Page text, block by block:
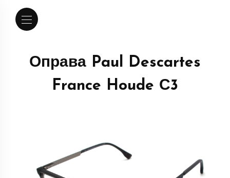
Оправа Paul Descartes
France Houde С3